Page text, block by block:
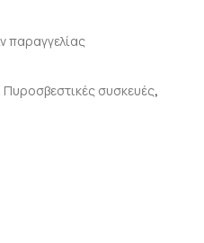
παραγγελίας
Πυροσβεστικές συσκευές,